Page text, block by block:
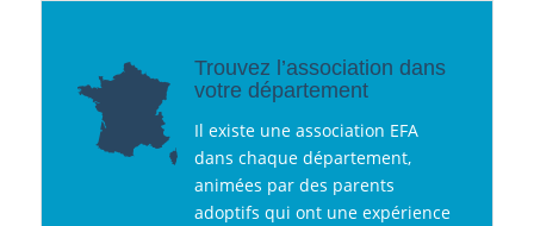
Trouvez l’association dans
votre département
Il existe une association EFA
dans chaque département,
animées par des parents
adoptifs qui ont une expérience